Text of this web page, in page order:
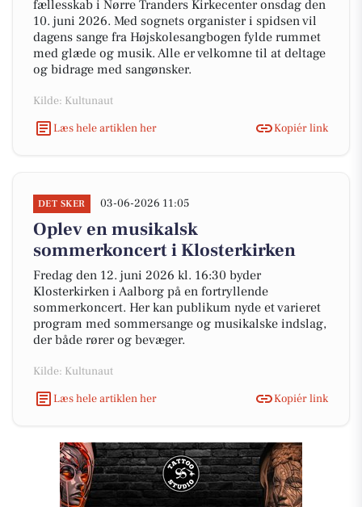
fællesskab i Nørre Tranders Kirkecenter onsdag den
10. juni 2026. Med sognets organister i spidsen vil
dagens sange fra Højskolesangbogen fylde rummet
med glæde og musik. Alle er velkomne til at deltage
og bidrage med sangønsker.
Kilde: Kultunaut
Læs hele artiklen her
Kopiér link
DET SKER 03-06-2026 11:05
Oplev en musikalsk
sommerkoncert i Klosterkirken
Fredag den 12. juni 2026 kl. 16:30 byder
Klosterkirken i Aalborg på en fortryllende
sommerkoncert. Her kan publikum nyde et varieret
program med sommersange og musikalske indslag,
der både rører og bevæger.
Kilde: Kultunaut
Læs hele artiklen her
Kopiér link